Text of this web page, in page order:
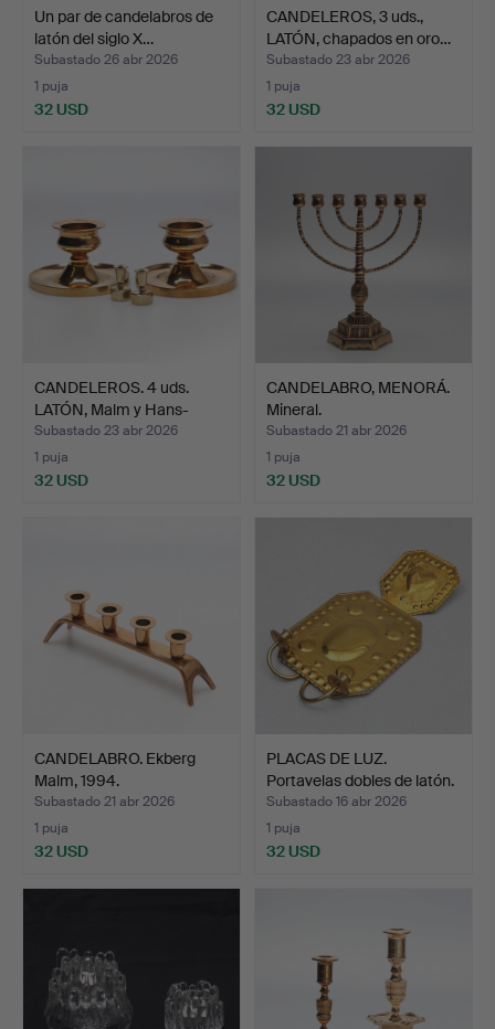
Un par de candelabros de
latón del siglo X…
Subastado 26 abr 2026
1 puja
32 USD
CANDELEROS, 3 uds.,
LATÓN, chapados en oro…
Subastado 23 abr 2026
1 puja
32 USD
CANDELEROS. 4 uds.
LATÓN, Malm y Hans-
Agne…
Subastado 23 abr 2026
1 puja
32 USD
CANDELABRO, MENORÁ.
Mineral.
Subastado 21 abr 2026
1 puja
32 USD
CANDELABRO. Ekberg
Malm, 1994.
Subastado 21 abr 2026
1 puja
32 USD
PLACAS DE LUZ.
Portavelas dobles de latón.
Subastado 16 abr 2026
1 puja
32 USD